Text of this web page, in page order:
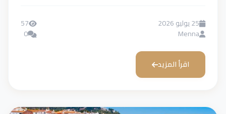
25 يوليو 2026
Menna
57
0
اقرأ المزيد